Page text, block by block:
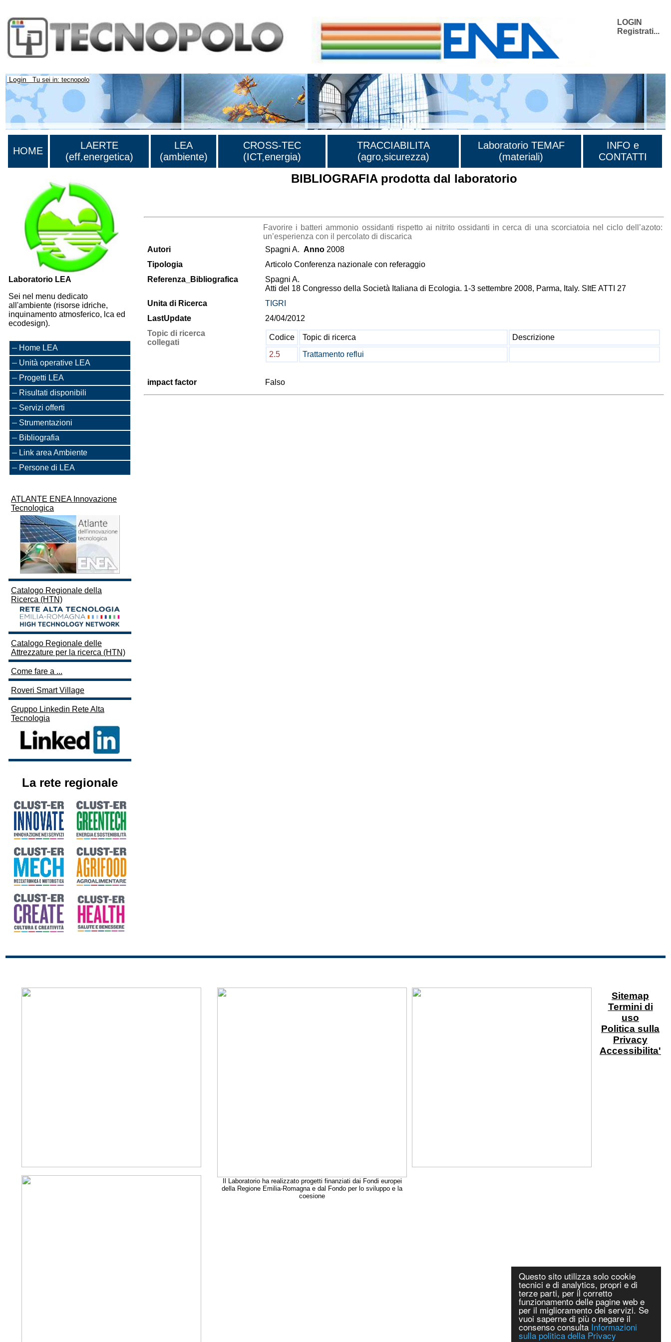
Questo sito utilizza solo cookie
tecnici e di analytics, propri e di
terze parti, per il corretto
funzionamento delle pagine web e
per il miglioramento dei servizi. Se
vuoi saperne di più o negare il
consenso consulta Informazioni
sulla politica della Privacy
LOGIN
Registrati...
Login Tu sei in: tecnopolo
HOME
LAERTE
(eff.energetica)
LEA
(ambiente)
CROSS-TEC
(ICT,energia)
TRACCIABILITA
(agro,sicurezza)
Laboratorio TEMAF
(materiali)
INFO e
CONTATTI
Laboratorio LEA
Sei nel menu dedicato
all'ambiente (risorse idriche,
inquinamento atmosferico, lca ed
ecodesign).
Home LEA
Unità operative LEA
Progetti LEA
Risultati disponibili
Servizi offerti
Strumentazioni
Bibliografia
Link area Ambiente
Persone di LEA
ATLANTE ENEA Innovazione
Tecnologica
Catalogo Regionale della
Ricerca (HTN)
Catalogo Regionale delle
Attrezzature per la ricerca (HTN)
Come fare a ...
Roveri Smart Village
Gruppo Linkedin Rete Alta
Tecnologia
La rete regionale
BIBLIOGRAFIA prodotta dal laboratorio
Favorire i batteri ammonio ossidanti rispetto ai nitrito ossidanti in cerca di una scorciatoia nel ciclo dell’azoto:
un’esperienza con il percolato di discarica
Autori
Spagni A. Anno 2008
Tipologia
Articolo Conferenza nazionale con referaggio
Referenza_Bibliografica
Spagni A.
Atti del 18 Congresso della Società Italiana di Ecologia. 1-3 settembre 2008, Parma, Italy. SItE ATTI 27
Unita di Ricerca
TIGRI
LastUpdate
24/04/2012
Topic di ricerca
collegati
Codice Topic di ricerca
Descrizione
2.5
Trattamento reflui
impact factor Falso
Il Laboratorio ha realizzato progetti finanziati dai Fondi europei
della Regione Emilia-Romagna e dal Fondo per lo sviluppo e la
coesione
Sitemap
Termini di
uso
Politica sulla
Privacy
Accessibilita'